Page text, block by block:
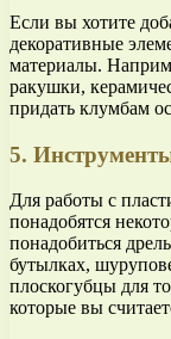
Если вы хотите
декоративные
материалы.
ракушки,
придать клумбам
5.
Для работы с
понадобятся
понадобиться
бутылках,
плоскогубцы для
которые вы